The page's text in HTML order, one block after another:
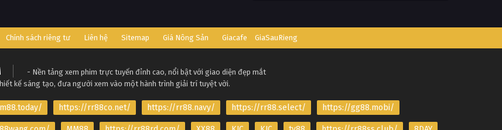
Chính sách riêng tư Liên hệ Sitemap Giá Nông Sản Giacafe GiaSauRieng
- Nền tảng xem phim trực tuyến đỉnh cao, nổi bật với giao diện đẹp mắt
kế sáng tạo, đưa người xem vào một hành trình giải trí tuyệt vời.
https://rr88co.net/ https://rr88.navy/ https://rr88.select/ https://gg88.mobi/